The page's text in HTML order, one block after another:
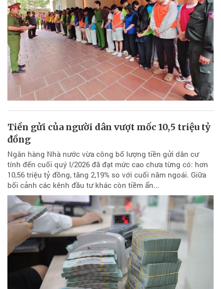
Tiền gửi của người dân vượt mốc 10,5 triệu tỷ
đồng
Ngân hàng Nhà nước vừa công bố lượng tiền gửi dân cư
tính đến cuối quý I/2026 đã đạt mức cao chưa từng có: hơn
10,56 triệu tỷ đồng, tăng 2,19% so với cuối năm ngoái. Giữa
bối cảnh các kênh đầu tư khác còn tiềm ẩn...